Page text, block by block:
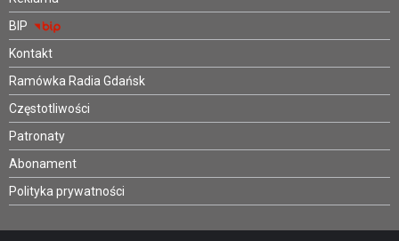
BIP
Kontakt
Ramówka Radia Gdańsk
Częstotliwości
Patronaty
Abonament
Polityka prywatności